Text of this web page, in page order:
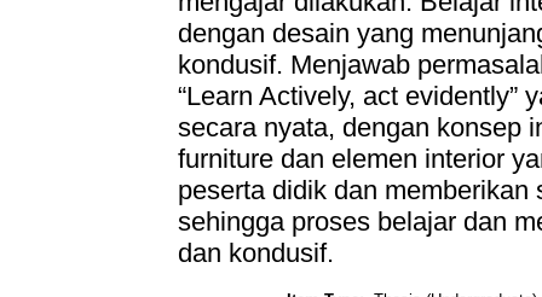
dengan desain yang
kondusif. Menjawab
“Learn Actively, act evidently”
secara nyata, dengan konsep
furniture dan elemen interior
peserta didik dan
sehingga proses belajar dan
dan kondusif.